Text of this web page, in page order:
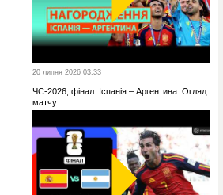
20 липня 2026 03:33
ЧС-2026, фінал. Іспанія – Аргентина. Огляд
матчу